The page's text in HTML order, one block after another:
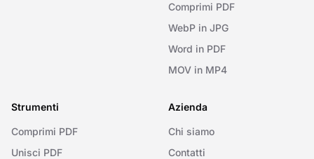
Comprimi PDF
WebP in JPG
Word in PDF
MOV in MP4
Strumenti
Comprimi PDF
Unisci PDF
Azienda
Chi siamo
Contatti